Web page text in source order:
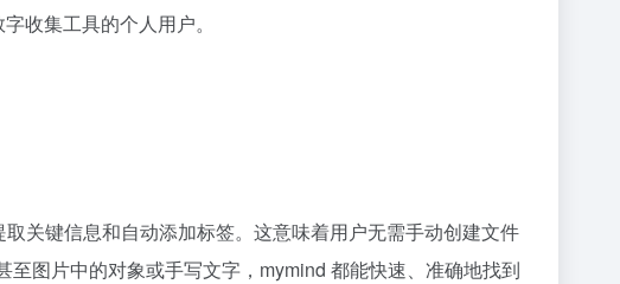
收集工具的个人用户。
关键信息和自动添加标签。这意味着用户无需手动创建文件
图片中的对象或手写文字，mymind 都能快速、准确地找到